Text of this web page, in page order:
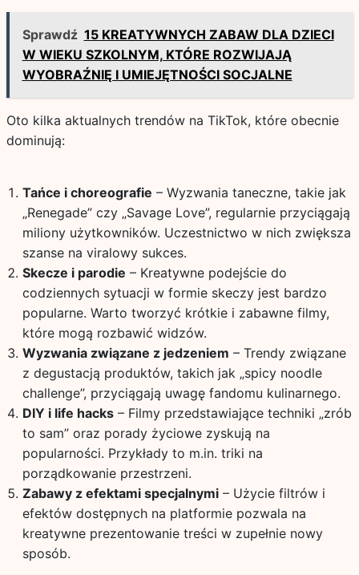
Sprawdź 15 KREATYWNYCH ZABAW DLA DZIECI
W WIEKU SZKOLNYM, KTÓRE ROZWIJAJĄ
WYOBRAŹNIĘ I UMIEJĘTNOŚCI SOCJALNE
Oto kilka aktualnych trendów na TikTok, które obecnie
dominują:
Tańce i choreografie – Wyzwania taneczne, takie jak
„Renegade” czy „Savage Love”, regularnie przyciągają
miliony użytkowników. Uczestnictwo w nich zwiększa
szanse na viralowy sukces.
Skecze i parodie – Kreatywne podejście do
codziennych sytuacji w formie skeczy jest bardzo
popularne. Warto tworzyć krótkie i zabawne filmy,
które mogą rozbawić widzów.
Wyzwania związane z jedzeniem – Trendy związane
z degustacją produktów, takich jak „spicy noodle
challenge”, przyciągają uwagę fandomu kulinarnego.
DIY i life hacks– Filmy przedstawiające techniki „zrób
to sam” oraz porady życiowe zyskują na
popularności. Przykłady to m.in. triki na
porządkowanie przestrzeni.
Zabawy z efektami specjalnymi– Użycie filtrów i
efektów dostępnych na platformie pozwala na
kreatywne prezentowanie treści w zupełnie nowy
sposób.